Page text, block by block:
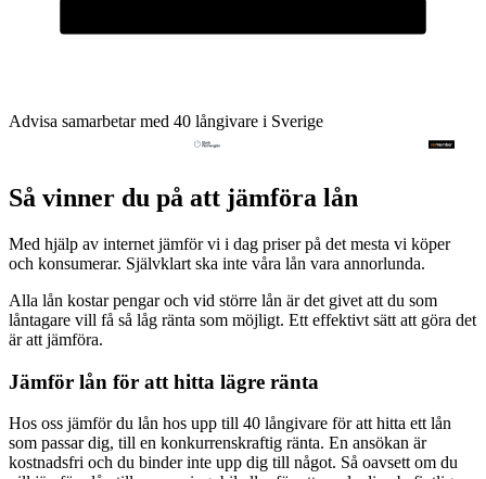
Advisa samarbetar med 40 långivare i Sverige
Så vinner du på att jämföra lån
Med hjälp av internet jämför vi i dag priser på det mesta vi köper
och konsumerar. Självklart ska inte våra lån vara annorlunda.
Alla lån kostar pengar och vid större lån är det givet att du som
låntagare vill få så låg ränta som möjligt. Ett effektivt sätt att göra det
är att jämföra.
Jämför lån för att hitta lägre ränta
Hos oss jämför du lån hos upp till 40 långivare för att hitta ett lån
som passar dig, till en konkurrenskraftig ränta. En ansökan är
kostnadsfri och du binder inte upp dig till något. Så oavsett om du